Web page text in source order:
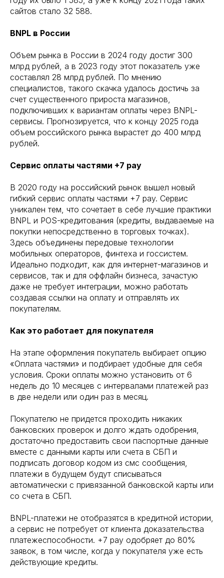
сайтов стало 32 588.
BNPL в России
Объем рынка в России в 2024 году достиг 300
млрд рублей, а в 2023 году этот показатель уже
составлял 28 млрд рублей. По мнению
специалистов, такого скачка удалось достичь за
счет существенного прироста магазинов,
подключивших к вариантам оплаты через BNPL-
сервисы. Прогнозируется, что к концу 2025 года
объем российского рынка вырастет до 400 млрд
рублей.
Сервис оплаты частями +7 pay
В 2020 году на российский рынок вышел новый
гибкий сервис оплаты частями +7 pay. Сервис
уникален тем, что сочетает в себе лучшие практики
BNPL и POS-кредитования (кредиты, выдаваемые на
покупки непосредственно в торговых точках).
Здесь объединены передовые технологии
мобильных операторов, финтеха и госсистем.
Идеально подходит, как для интернет-магазинов и
сервисов, так и для оффлайн бизнеса, зачастую
даже не требует интеграции, можно работать
создавая ссылки на оплату и отправлять их
покупателям.
Как это работает для покупателя
На этапе оформления покупатель выбирает опцию
«Оплата частями» и подбирает удобные для себя
условия. Сроки оплаты можно установить от 6
недель до 10 месяцев с интервалами платежей раз
в две недели или один раз в месяц.
Покупателю не придется проходить никаких
банковских проверок и долго ждать одобрения,
достаточно предоставить свои паспортные данные
вместе с данными карты или счета в СБП и
подписать договор кодом из смс сообщения,
платежи в будущем будут списываться
автоматически с привязанной банковской карты или
со счета в СБП.
BNPL-платежи не отобразятся в кредитной истории,
а сервис не потребует от клиента доказательства
платежеспособности. +7 pay одобряет до 80%
заявок, в том числе, когда у покупателя уже есть
действующие кредиты.